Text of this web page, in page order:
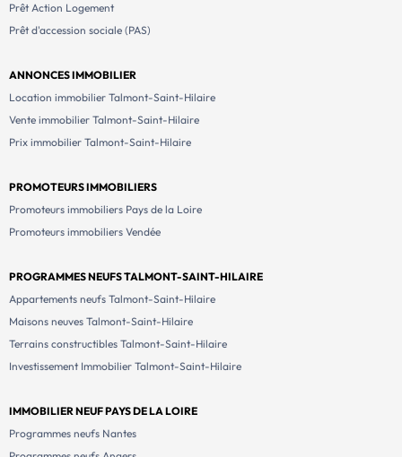
Prêt Action Logement
Prêt d'accession sociale (PAS)
ANNONCES IMMOBILIER
Location immobilier Talmont-Saint-Hilaire
Vente immobilier Talmont-Saint-Hilaire
Prix immobilier Talmont-Saint-Hilaire
PROMOTEURS IMMOBILIERS
Promoteurs immobiliers Pays de la Loire
Promoteurs immobiliers Vendée
PROGRAMMES NEUFS TALMONT-SAINT-HILAIRE
Appartements neufs Talmont-Saint-Hilaire
Maisons neuves Talmont-Saint-Hilaire
Terrains constructibles Talmont-Saint-Hilaire
Investissement Immobilier Talmont-Saint-Hilaire
IMMOBILIER NEUF PAYS DE LA LOIRE
Programmes neufs Nantes